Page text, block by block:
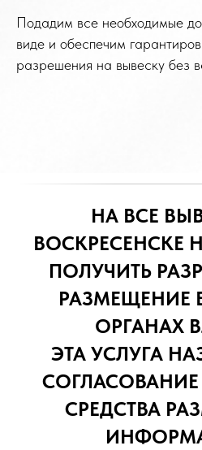
Подадим все необходимые
виде и обеспечим
разрешения на вывеску без
НА ВСЕ
ВОСКРЕСЕНСКЕ
ПОЛУЧИТЬ
РАЗМЕЩЕНИЕ
ОРГАНАХ
ЭТА УСЛУГА
СРЕДСТВА